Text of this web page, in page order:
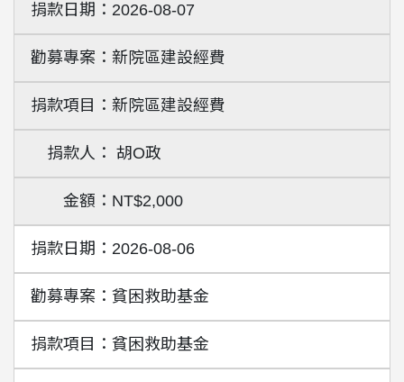
2026-08-07
新院區建設經費
新院區建設經費
胡O政
NT$2,000
2026-08-06
貧困救助基金
貧困救助基金